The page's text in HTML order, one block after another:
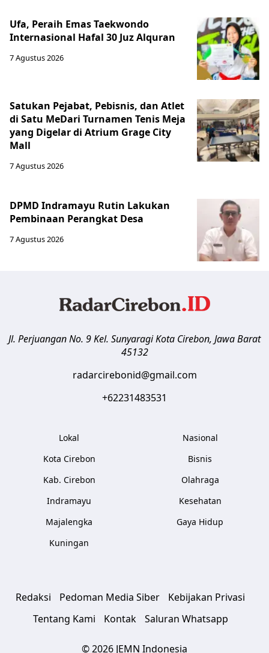
Ufa, Peraih Emas Taekwondo
Internasional Hafal 30 Juz Alquran
7 Agustus 2026
Satukan Pejabat, Pebisnis, dan Atlet
di Satu MeDari Turnamen Tenis Meja
yang Digelar di Atrium Grage City
Mall
7 Agustus 2026
DPMD Indramayu Rutin Lakukan
Pembinaan Perangkat Desa
7 Agustus 2026
Jl. Perjuangan No. 9 Kel. SunyaragiKota Cirebon, Jawa Barat
45132
radarcirebonid@gmail.com
+62231483531
Lokal
Kota Cirebon
Kab. Cirebon
Indramayu
Majalengka
Kuningan
Nasional
Bisnis
Olahraga
Kesehatan
Gaya Hidup
Redaksi Pedoman Media Siber
Kebijakan Privasi
Tentang Kami
Kontak Saluran Whatsapp
© 2026 JEMN Indonesia